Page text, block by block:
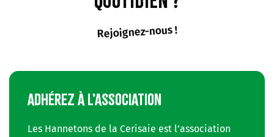
Rejoignez-nous !
ADHÉREZ À L’ASSOCIATION
Les Hannetons de la Cerisaie est l’association